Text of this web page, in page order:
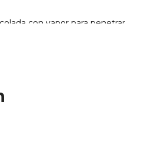
con vapor para penetrar
esterelizarla y eliminar
máx 1400 rpm.
cada lavado.